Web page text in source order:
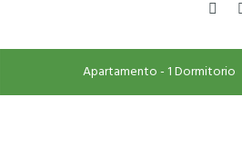
Apartamento - 1 Dormitorio